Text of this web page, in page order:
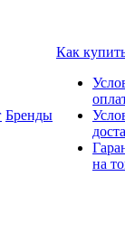
Бренды
Как
на